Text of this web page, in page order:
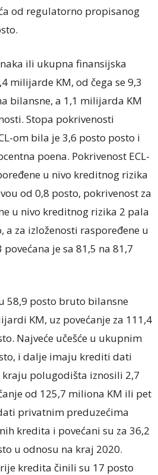
od regulatorno propisanog
ili ukupna finansijska
milijarde KM, od čega se 9,3
bilansne, a 1,1 milijarda KM
Stopa pokrivenosti
om bila je 3,6 posto posto i
poena. Pokrivenost ECL-
u nivo kreditnog rizika
od 0,8 posto, pokrivenost za
u nivo kreditnog rizika 2 pala
a za izloženosti raspoređene u
je sa 81,5 na 81,7
58,9 posto bruto bilansne
KM, uz povećanje za 111,4
Najveće učešće u ukupnim
i dalje imaju krediti dati
polugodišta iznosili 2,7
od 125,7 miliona KM ili pet
privatnim preduzećima
kredita i povećani su za 36,2
u odnosu na kraj 2020.
kredita činili su 17 posto